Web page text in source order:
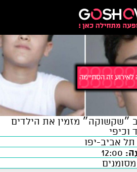
״שקשוקה״ מזמין את הילדים
וכיפי
אביב-יפו